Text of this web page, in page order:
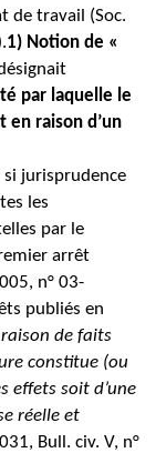
de travail (Soc.
1) Notion de «
par laquelle le
en raison d’un
si jurisprudence
les
par le
arrêt
n° 03-
publiés en
raison de faits
constitue (ou
effets soit d’une
réelle et
Bull. civ. V, n°